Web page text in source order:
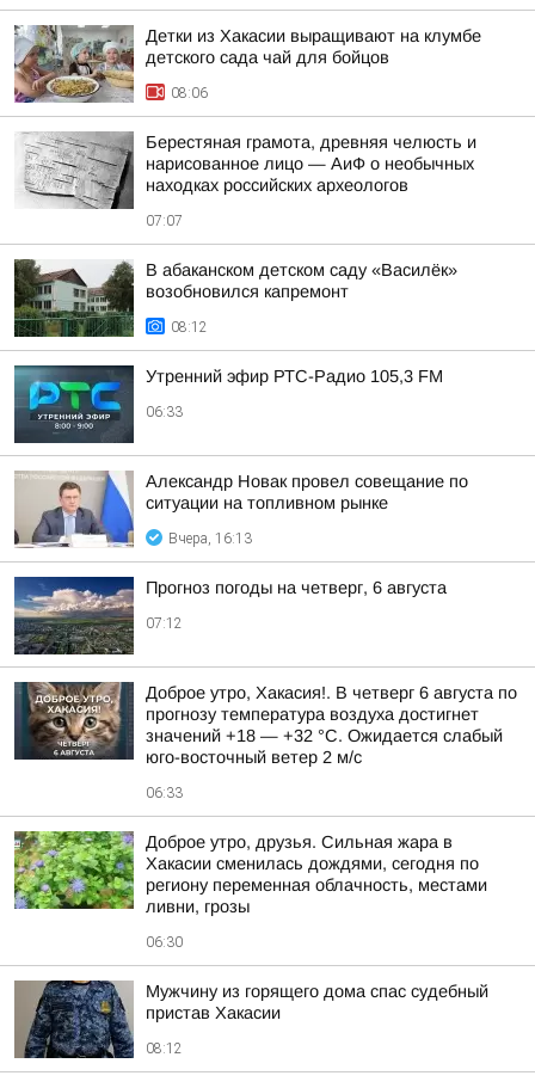
Детки из Хакасии выращивают на клумбе
детского сада чай для бойцов
08:06
Берестяная грамота, древняя челюсть и
нарисованное лицо — АиФ о необычных
находках российских археологов
07:07
В абаканском детском саду «Василёк»
возобновился капремонт
08:12
Утренний эфир РТС-Радио 105,3 FM
06:33
Александр Новак провел совещание по
ситуации на топливном рынке
Вчера, 16:13
Прогноз погоды на четверг, 6 августа
07:12
Доброе утро, Хакасия!. В четверг 6 августа по
прогнозу температура воздуха достигнет
значений +18 — +32 °С. Ожидается слабый
юго-восточный ветер 2 м/с
06:33
Доброе утро, друзья. Сильная жара в
Хакасии сменилась дождями, сегодня по
региону переменная облачность, местами
ливни, грозы
06:30
Мужчину из горящего дома спас судебный
пристав Хакасии
08:12